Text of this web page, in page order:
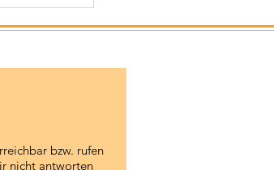
bzw. rufen
nicht antworten